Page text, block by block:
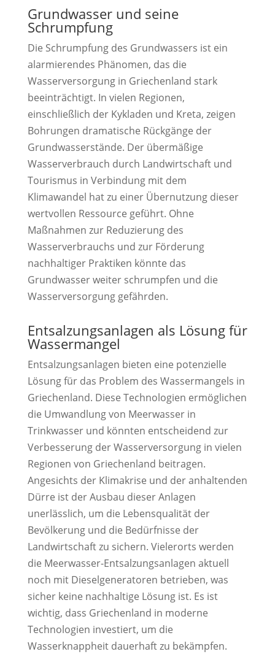
Grundwasser und seine
Schrumpfung
Die Schrumpfung des Grundwassers ist ein
alarmierendes Phänomen, das die
Wasserversorgung in Griechenland stark
beeinträchtigt. In vielen Regionen,
einschließlich der Kykladen und Kreta, zeigen
Bohrungen dramatische Rückgänge der
Grundwasserstände. Der übermäßige
Wasserverbrauch durch Landwirtschaft und
Tourismus in Verbindung mit dem
Klimawandel hat zu einer Übernutzung dieser
wertvollen Ressource geführt. Ohne
Maßnahmen zur Reduzierung des
Wasserverbrauchs und zur Förderung
nachhaltiger Praktiken könnte das
Grundwasser weiter schrumpfen und die
Wasserversorgung gefährden.
Entsalzungsanlagen als Lösung für
Wassermangel
Entsalzungsanlagen bieten eine potenzielle
Lösung für das Problem des Wassermangels in
Griechenland. Diese Technologien ermöglichen
die Umwandlung von Meerwasser in
Trinkwasser und könnten entscheidend zur
Verbesserung der Wasserversorgung in vielen
Regionen von Griechenland beitragen.
Angesichts der Klimakrise und der anhaltenden
Dürre ist der Ausbau dieser Anlagen
unerlässlich, um die Lebensqualität der
Bevölkerung und die Bedürfnisse der
Landwirtschaft zu sichern. Vielerorts werden
die Meerwasser-Entsalzungsanlagen aktuell
noch mit Dieselgeneratoren betrieben, was
sicher keine nachhaltige Lösung ist. Es ist
wichtig, dass Griechenland in moderne
Technologien investiert, um die
Wasserknappheit dauerhaft zu bekämpfen.